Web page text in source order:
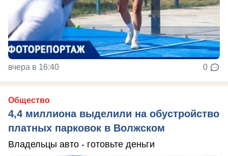
вчера в 16:40 0
Общество
4,4 миллиона выделили на обустройство
платных парковок в Волжском
Владельцы авто - готовьте деньги